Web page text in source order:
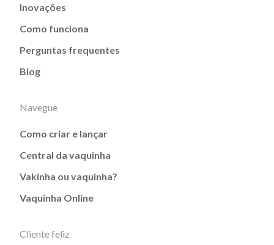
Inovações
Como funciona
Perguntas frequentes
Blog
Navegue
Como criar e lançar
Central da vaquinha
Vakinha ou vaquinha?
Vaquinha Online
Cliente feliz